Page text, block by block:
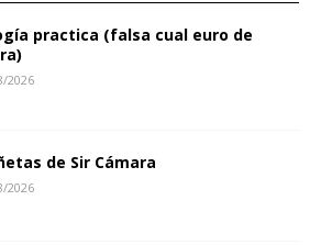
practica (falsa cual euro de
2026
de Sir Cámara
2026